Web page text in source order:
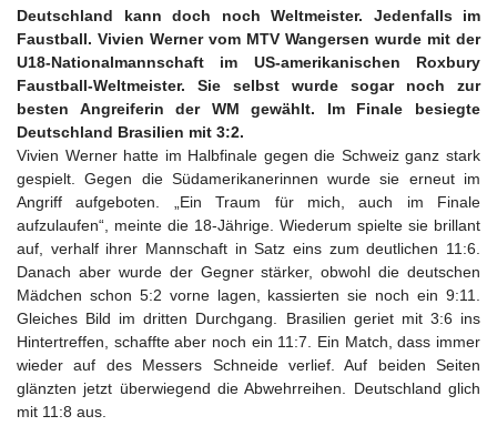
Deutschland kann doch noch Weltmeister. Jedenfalls im
Faustball. Vivien Werner vom MTV Wangersen wurde mit der
U18-Nationalmannschaft im US-amerikanischen Roxbury
Faustball-Weltmeister. Sie selbst wurde sogar noch zur
besten Angreiferin der WM gewählt. Im Finale besiegte
Deutschland Brasilien mit 3:2.
Vivien Werner hatte im Halbfinale gegen die Schweiz ganz stark
gespielt. Gegen die Südamerikanerinnen wurde sie erneut im
Angriff aufgeboten. „Ein Traum für mich, auch im Finale
aufzulaufen“, meinte die 18-Jährige. Wiederum spielte sie brillant
auf, verhalf ihrer Mannschaft in Satz eins zum deutlichen 11:6.
Danach aber wurde der Gegner stärker, obwohl die deutschen
Mädchen schon 5:2 vorne lagen, kassierten sie noch ein 9:11.
Gleiches Bild im dritten Durchgang. Brasilien geriet mit 3:6 ins
Hintertreffen, schaffte aber noch ein 11:7. Ein Match, dass immer
wieder auf des Messers Schneide verlief. Auf beiden Seiten
glänzten jetzt überwiegend die Abwehrreihen. Deutschland glich
mit 11:8 aus.